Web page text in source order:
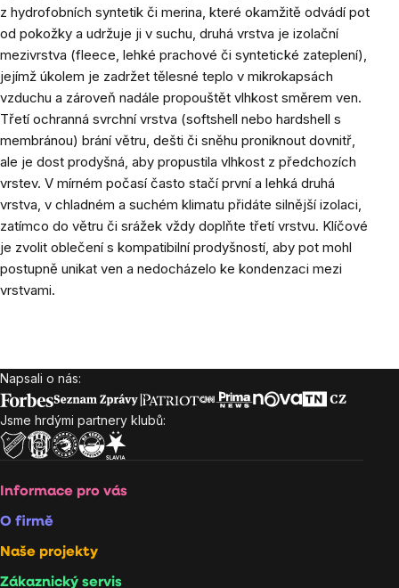
z hydrofobních syntetik či merina, které okamžitě odvádí pot
od pokožky a udržuje ji v suchu, druhá vrstva je izolační
mezivrstva (fleece, lehké prachové či syntetické zateplení),
jejímž úkolem je zadržet tělesné teplo v mikrokapsách
vzduchu a zároveň nadále propouštět vlhkost směrem ven.
Třetí ochranná svrchní vrstva (softshell nebo hardshell s
membránou) brání větru, dešti či sněhu proniknout dovnitř,
ale je dost prodyšná, aby propustila vlhkost z předchozích
vrstev. V mírném počasí často stačí první a lehká druhá
vrstva, v chladném a suchém klimatu přidáte silnější izolaci,
zatímco do větru či srážek vždy doplňte třetí vrstvu. Klíčové
je zvolit oblečení s kompatibilní prodyšností, aby pot mohl
postupně unikat ven a nedocházelo ke kondenzaci mezi
vrstvami.
Zápatí
Napsali o nás:
Jsme hrdými partnery klubů:
Informace pro vás
O firmě
Naše projekty
Zákaznický servis